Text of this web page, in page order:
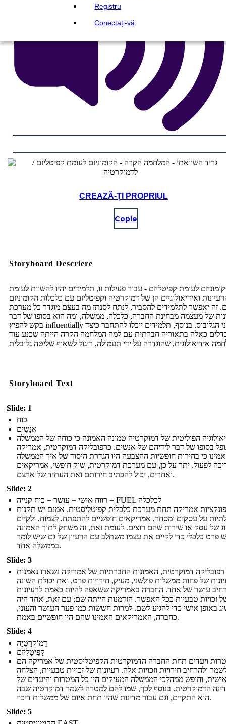
Registru
Conectați-vă
CREAZĂ-ȚI PROPRIUL
Copie
Storyboard Descriere
קומוניזם לעומת קפיטליזם - עבור פעילות זו, תלמידים יהיו להשוות לעומת
ואידיאולוגיים הן של דמוקרטיה וקפיטליזם עם כלכלות הקומוניזם
זה יאפשר לתלמידים להסביר, לנתח לסנתז מה בעצם מוגדר כל מערכת
של מעצמה מבחינת החברה, כלכלה, ממשלה, ומה הוא בסופו של דבר
בקש להפיץ influentially על פני הגלובוס. בנוסף, תלמידים יוכלו להתחבר כיצד
כאלה בתאוריה חברתית עם למה המלחמה הקרה הייתה שכנע עוד
Storyboard Text
Slide: 1
כּוֹחַ
אֲנָשִׁים
הפוליטית של דמוקרטיה טמונה האמונה כי כוחה של הממשלה
בסופו של דבר לידיהם של אנשים. כרפובליקה דמוקרטית, אמריקה
כי בחירות חופשיות ההצבעה היו הגדרת היסוד של איך הממשלה
לפעול. יתר על כן, עם מערכת דמוקרטית, שוק חופשי, אמריקאים
ואחרים, יכול להכתיב חירותם ואת העתיד של ארצם.
Slide: 2
רווח אישי = עושר = כוח קנייה = FUEL לכלכלה
פונקציות אמריקה תחת מערכת כלכלית קפיטליסטית. אמנם יש תקנות
על עסקים ומסחר, אמריקאים חופשיים להתפתח, לצמוח, ולקיים
של עסק או שירות שהם רוצים. לעומת זאת, זה משחק לתוך האמונה
פרט כלכלי כדי לקיים את עצמו משתלב עם הרעיון של גם שיש לומר
בממשלה אחד.
Slide: 3
דמוקרטית, האמונות החברתיות של אמריקה נשארו נאמנות
של פחות ממשלות פולשני, מעיק, חירויות פרט, ואת יכולת השונה
עושר של אחד. החברה באמריקה ששאפה להיות כאמת לרעיונות
זכויות טבעיות ככל האפשר. הזדמנות הייתה שם; עם זאת, אחד היה
באופן אישי כדי להגיע לשם. למרות חששות כמו פער העושר והעוני,
כחברה, האמריקאים האמינו שהם היו חופשיים באמת.
Slide: 4
דֵמוֹקרָטִיָה
קָפִּיטָלִיזם
ויעדים תחת החברה הדמוקרטית הקפיטליסטית של אמריקה הם
ולהרחיב חירויות וזכויות אלה. רעיונות של זכויות טבעיות, הצלחה
וחופש ממהלכי הממשלה המעיקים היו כל המטרות והיעדים של
הדמוקרטית. בנוסף לכך, שמו להם למטרה לשמר דמוקרטיה שבה
הוא התקיים, וגם עבור מדינות שהיו תחת איום של ממשלות דיכוי.
Slide: 5